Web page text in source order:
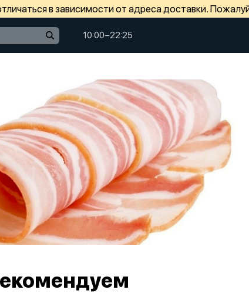
в зависимости от адреса доставки.
10:00−22:25